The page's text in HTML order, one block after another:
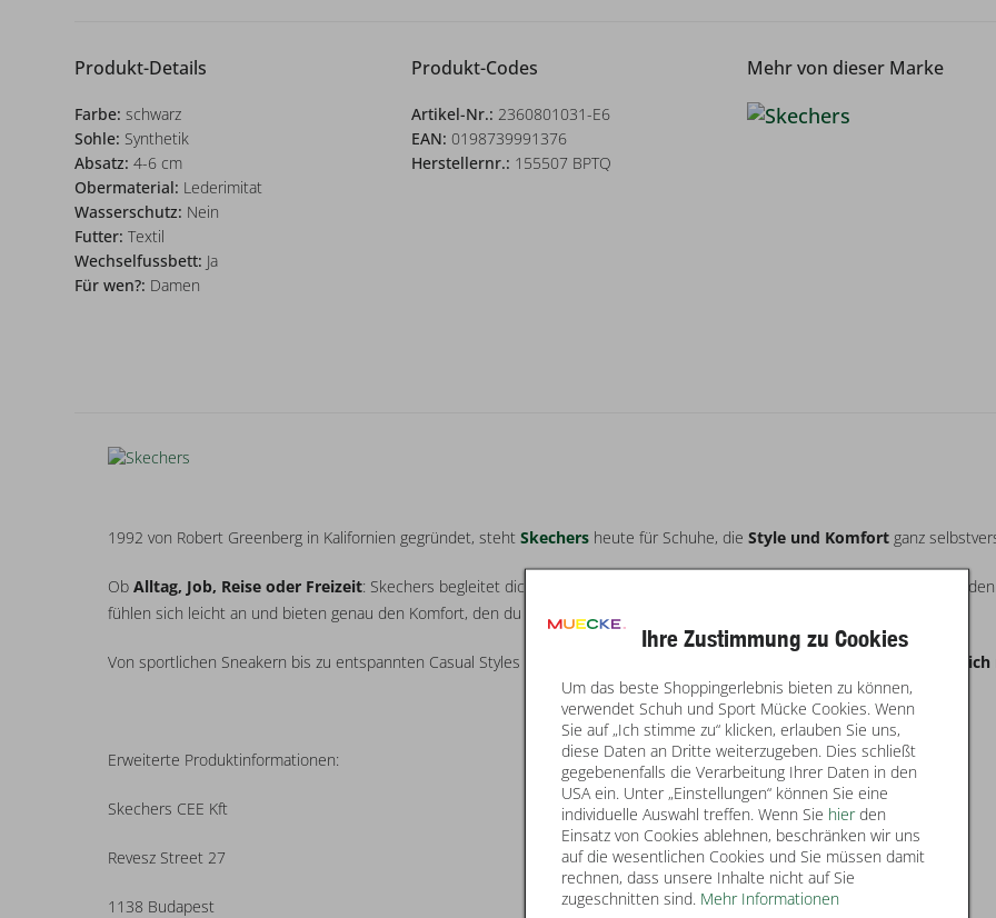
Produkt-Details
Farbe:schwarz
Sohle: Synthetik
Absatz: 4-6 cm
Obermaterial: Lederimitat
Wasserschutz: Nein
Futter: Textil
Wechselfussbett: Ja
Für wen?: Damen
Produkt-Codes
Artikel-Nr.: 2360801031-E6
EAN: 0198739991376
Herstellernr.: 155507 BPTQ
Mehr von dieser Marke
1992 von Robert Greenberg in Kalifornien gegründet, stehtSkechers heute für Schuhe, dieStyle und Komfort ganz
ObAlltag, Job, Reise oder Freizeit: Skechers begleitet dich mit modernen Designs und innovativen Technologien durch
fühlen sich leicht an und bieten genau den Komfort, den du jeden Tag brauchst.
Von sportlichen Sneakern bis zu entspannten Casual Styles zeigt Skechers: Komfort kann fresh aussehen und Style kann
Erweiterte Produktinformationen:
Skechers CEE Kft
Revesz Street 27
1138 Budapest
Ihre Zustimmung zu Cookies
Um das beste Shoppingerlebnis bieten zu können,
verwendet Schuh und Sport Mücke Cookies. Wenn
Sie auf „Ich stimme zu“ klicken, erlauben Sie uns,
diese Daten an Dritte weiterzugeben. Dies schließt
gegebenenfalls die Verarbeitung Ihrer Daten in den
USA ein. Unter „Einstellungen“ können Sie eine
individuelle Auswahl treffen. Wenn Sie hierden
Einsatz von Cookies ablehnen, beschränken wir uns
auf die wesentlichen Cookies und Sie müssen damit
rechnen, dass unsere Inhalte nicht auf Sie
zugeschnitten sind. Mehr Informationen